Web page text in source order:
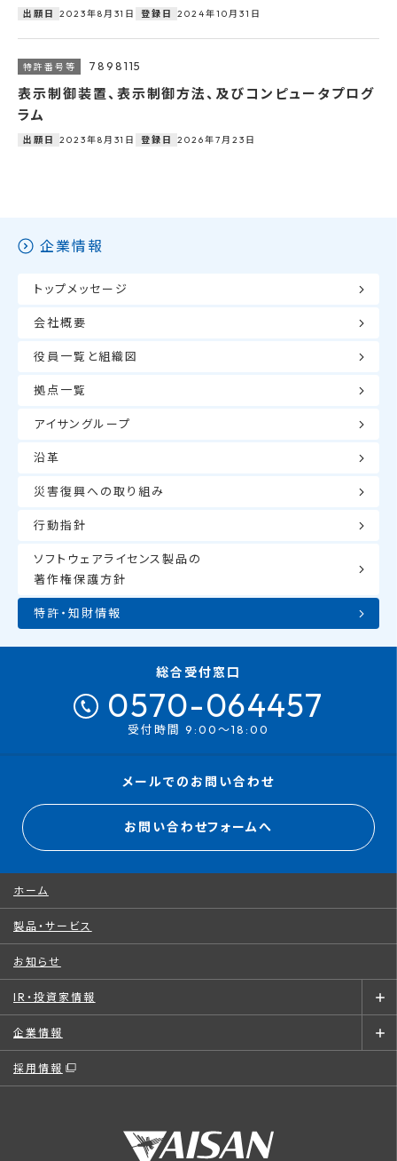
出願日 2023年8月31日 登録日 2024年10月31日
7898115
表示制御装置、表示制御方法、及びコンピュータプログ
ラム
出願日 2023年8月31日 登録日 2026年7月23日
企業情報
トップメッセージ
会社概要
役員一覧と組織図
拠点一覧
アイサングループ
沿革
災害復興への取り組み
行動指針
ソフトウェアライセンス製品の
著作権保護方針
特許・知財情報
総合受付窓口
0570-064457
受付時間 9:00～18:00
メールでのお問い合わせ
お問い合わせフォームへ
ホーム
製品・サービス
お知らせ
IR・投資家情報
企業情報
採用情報